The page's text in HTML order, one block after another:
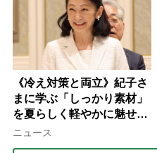
《冷え対策と両立》紀子さ
まに学ぶ「しっかり素材」
を夏らしく軽やかに魅せる
3つの着こなし法則
ニュース